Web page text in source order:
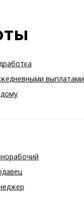
выплатами